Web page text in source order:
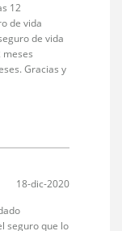
12
de vida
de vida
meses
Gracias y
18-dic-2020
seguro que lo